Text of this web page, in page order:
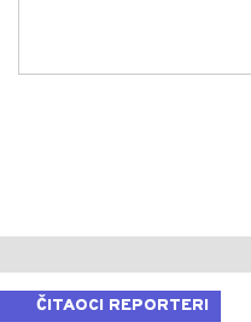
ČITAOCI REPORTERI